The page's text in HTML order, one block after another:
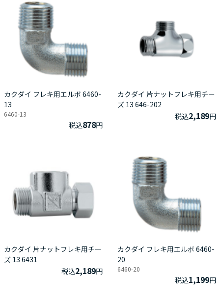
カクダイ フレキ用エルボ 6460-
13
6460-13
税込878円
カクダイ 片ナットフレキ用チー
ズ 13 646-202
税込2,189円
カクダイ 片ナットフレキ用チー
ズ 13 6431
税込2,189円
カクダイ フレキ用エルボ 6460-
20
6460-20
税込1,199円